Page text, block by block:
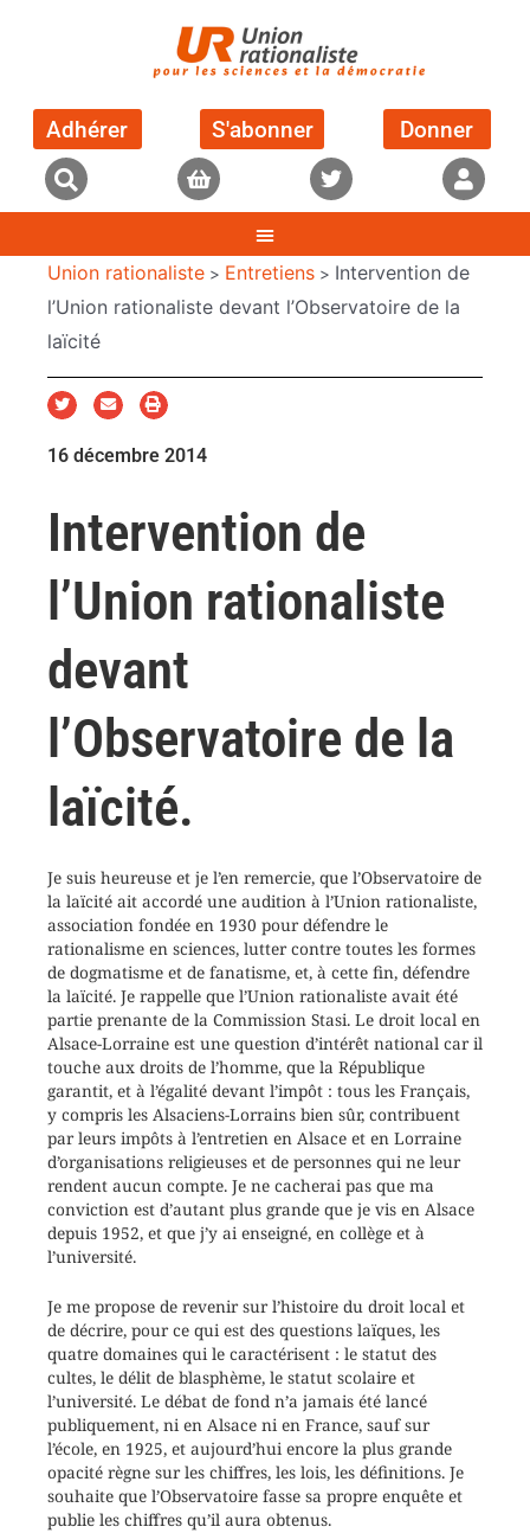
Adhérer S'abonner Donner
Union rationaliste > Entretiens > Intervention de
l’Union rationaliste devant l’Observatoire de la
laïcité
16 décembre 2014
Intervention de
l’Union rationaliste
devant
l’Observatoire de la
laïcité.
Je suis heureuse et je l’en remercie, que l’Observatoire de
la laïcité ait accordé une audition à l’Union rationaliste,
association fondée en 1930 pour défendre le
rationalisme en sciences, lutter contre toutes les formes
de dogmatisme et de fanatisme, et, à cette fin, défendre
la laïcité. Je rappelle que l’Union rationaliste avait été
partie prenante de la Commission Stasi. Le droit local en
Alsace-Lorraine est une question d’intérêt national car il
touche aux droits de l’homme, que la République
garantit, et à l’égalité devant l’impôt : tous les Français,
y compris les Alsaciens-Lorrains bien sûr, contribuent
par leurs impôts à l’entretien en Alsace et en Lorraine
d’organisations religieuses et de personnes qui ne leur
rendent aucun compte. Je ne cacherai pas que ma
conviction est d’autant plus grande que je vis en Alsace
depuis 1952, et que j’y ai enseigné, en collège et à
l’université.
Je me propose de revenir sur l’histoire du droit local et
de décrire, pour ce qui est des questions laïques, les
quatre domaines qui le caractérisent : le statut des
cultes, le délit de blasphème, le statut scolaire et
l’université. Le débat de fond n’a jamais été lancé
publiquement, ni en Alsace ni en France, sauf sur
l’école, en 1925, et aujourd’hui encore la plus grande
opacité règne sur les chiffres, les lois, les définitions. Je
souhaite que l’Observatoire fasse sa propre enquête et
publie les chiffres qu’il aura obtenus.